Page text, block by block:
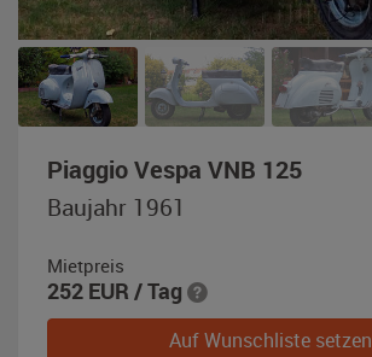
Piaggio Vespa VNB 125,
Baujahr 1961
Mietpreis
252 EUR / Tag
Auf Wunschliste setzen